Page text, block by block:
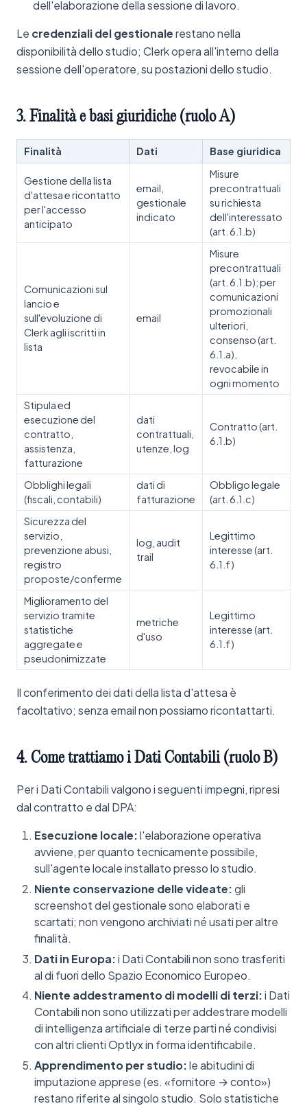
dell'elaborazione della sessione di lavoro.
Le credenziali del gestionalerestano nella
disponibilità dello studio; Clerk opera all'interno della
sessione dell'operatore, su postazioni dello studio.
3.Finalitàe basigiuridiche (ruoloA)
Finalità Dati Base giuridica
Gestione della lista
d'attesa e ricontatto
per l'accesso
anticipato
email,
gestionale
indicato
Misure
precontrattuali
su richiesta
dell'interessato
(art. 6.1.b)
Comunicazioni sul
lancio e
sull'evoluzione di
Clerk agli iscritti in
lista
email
Misure
precontrattuali
(art. 6.1.b); per
comunicazioni
promozionali
ulteriori,
consenso (art.
6.1.a),
revocabile in
ogni momento
Stipula ed
esecuzione del
contratto,
assistenza,
fatturazione
dati
contrattuali,
utenze, log
Contratto (art.
6.1.b)
Obblighi legali
(fiscali, contabili)
dati di
fatturazione
Obbligo legale
(art. 6.1.c)
Sicurezza del
servizio,
prevenzione abusi,
registro
proposte/conferme
log, audit
trail
Legittimo
interesse (art.
6.1.f)
Miglioramento del
servizio tramite
statistiche
aggregate e
pseudonimizzate
metriche
d'uso
Legittimo
interesse (art.
6.1.f)
Il conferimento dei dati della lista d'attesa è
facoltativo; senza email non possiamo ricontattarti.
4.CometrattiamoiDatiContabili (ruoloB)
Per i Dati Contabili valgono i seguenti impegni, ripresi
dal contratto e dal DPA:
Esecuzione locale:l'elaborazione operativa
avviene, per quanto tecnicamente possibile,
sull'agente locale installato presso lo studio.
Niente conservazione delle videate:gli
screenshot del gestionale sono elaborati e
scartati; non vengono archiviati né usati per altre
finalità.
Dati in Europa:i Dati Contabili non sono trasferiti
al di fuori dello Spazio Economico Europeo.
Niente addestramento di modelli di terzi:i Dati
Contabili non sono utilizzati per addestrare modelli
di intelligenza artificiale di terze parti né condivisi
con altri clienti Optlyx in forma identificabile.
Apprendimento per studio:le abitudini di
imputazione apprese (es. «fornitore → conto»)
restano riferite al singolo studio. Solo statistiche